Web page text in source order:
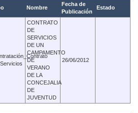
Nombre
Fecha de
Publicación
Estado
CONTRATO
DE
SERVICIOS
DE UN
CAMPAMENTO
DE
VERANO
DE LA
CONCEJALIA
DE
JUVENTUD
26/06/2012